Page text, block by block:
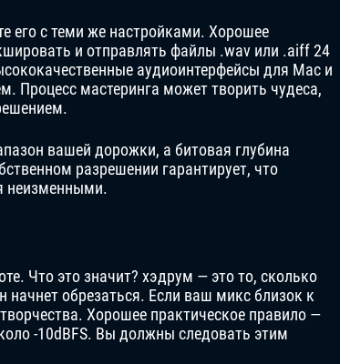
его с теми же настройками. Хорошее
и отправлять файлы .wav или .aiff 24
аудиоинтерфейсы для Mac и
Процесс мастеринга может творить чудеса,
вашей дорожки, а битовая глубина
разрешении гарантирует, что
неизменными.
Что это значит? хэдрум — это то, сколько
начнет обрезаться. Если ваш микс близок к
Хорошее практическое правило —
-10dBFS. Вы должны следовать этим